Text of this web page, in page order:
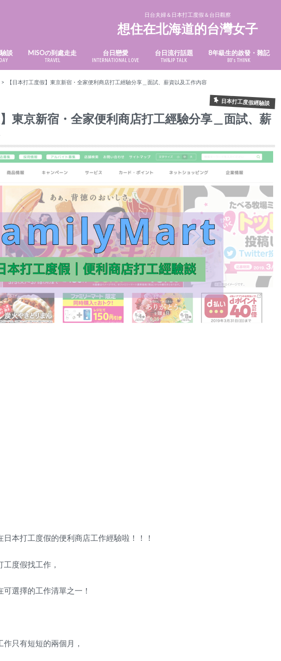
日台夫婦＆日本打工度假＆台日觀察
想住在北海道的台灣女子
談 MISOの到處走走
TRAVEL
台日戀愛
INTERNATIONAL LOVE
台日流行話題
TW&JP TALK
8年級生的啟發・雜記
80’s THINK
【日本打工度假】東京新宿・全家便利商店打工經驗分享＿面試、薪資以及工作內容
日本打工度假經驗談
】東京新宿・全家便利商店打工經驗分享＿面試、薪
本打工度假的便利商店工作經驗啦！！！
度假找工作，
選擇的工作清單之一！
只有短短的兩個月，